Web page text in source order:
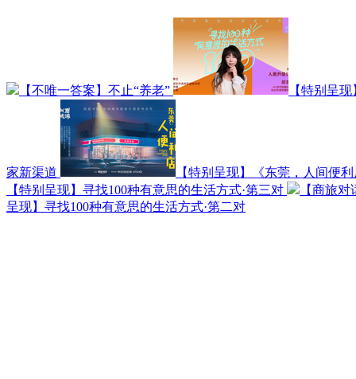
【不唯一答案】不止“养老” 【特别呈
家新渠道
【特别呈现】《东莞，人间便
【特别呈现】寻找100种有意思的生活方式·第三对
【商旅
呈现】寻找100种有意思的生活方式·第二对